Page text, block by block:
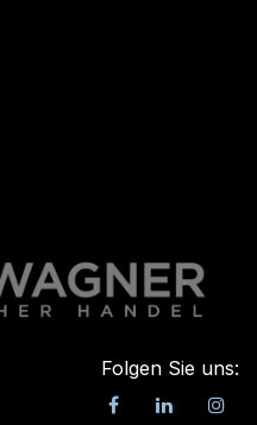
Folgen Sie uns: